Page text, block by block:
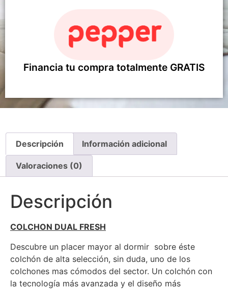
Financia tu compra totalmente GRATIS
Descripción Información adicional
Valoraciones (0)
Descripción
COLCHON DUAL FRESH
Descubre un placer mayor al dormir sobre éste
colchón de alta selección, sin duda, uno de los
colchones mas cómodos del sector. Un colchón con
la tecnología más avanzada y el diseño más